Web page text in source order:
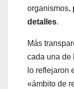
organismos,
detalles.
Más
cada una de
lo reflejaron
«ámbito de